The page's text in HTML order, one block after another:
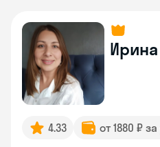
Ирина
4.33 от 1880 ₽